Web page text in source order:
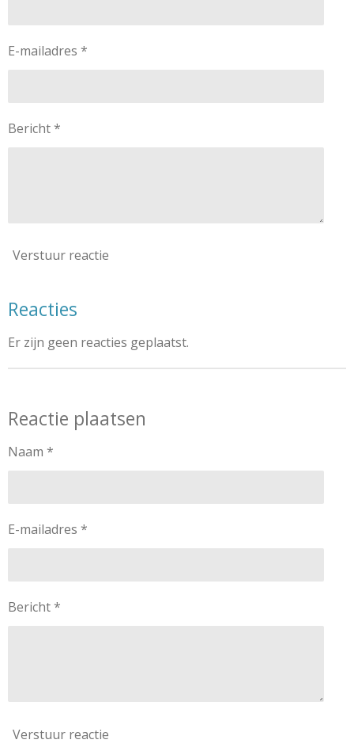
E-mailadres *
Bericht *
Verstuur reactie
Reacties
Er zijn geen reacties geplaatst.
Reactie plaatsen
Naam *
E-mailadres *
Bericht *
Verstuur reactie